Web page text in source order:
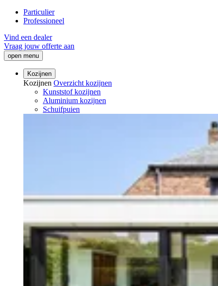
Particulier
Professioneel
Vind een dealer
Vraag jouw offerte aan
open menu
Kozijnen
Kozijnen Overzicht kozijnen
Kunststof kozijnen
Aluminium kozijnen
Schuifpuien